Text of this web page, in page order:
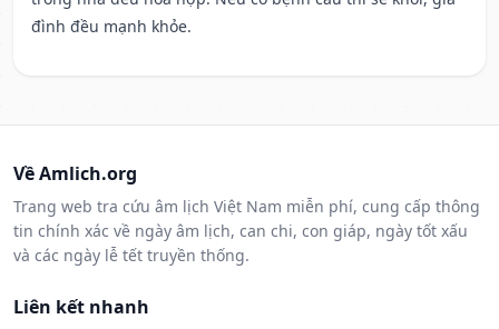
đình đều mạnh khỏe.
Về Amlich.org
Trang web tra cứu âm lịch Việt Nam miễn phí, cung cấp thông
tin chính xác về ngày âm lịch, can chi, con giáp, ngày tốt xấu
và các ngày lễ tết truyền thống.
Liên kết nhanh